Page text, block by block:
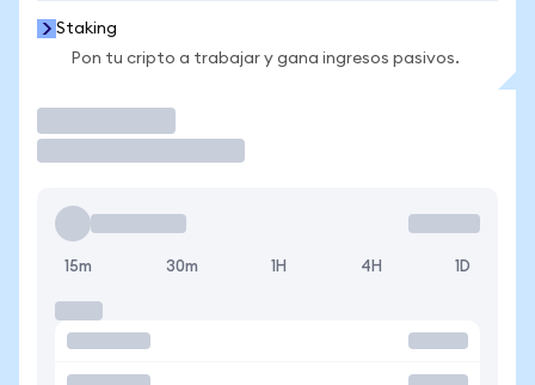
Staking
Pon tu cripto a trabajar y gana ingresos pasivos.
15m 30m 1H 4H 1D